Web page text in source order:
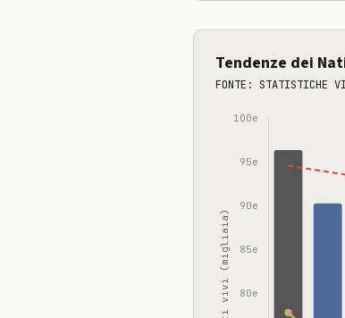
Tendenze dei
FONTE: STATISTICHE